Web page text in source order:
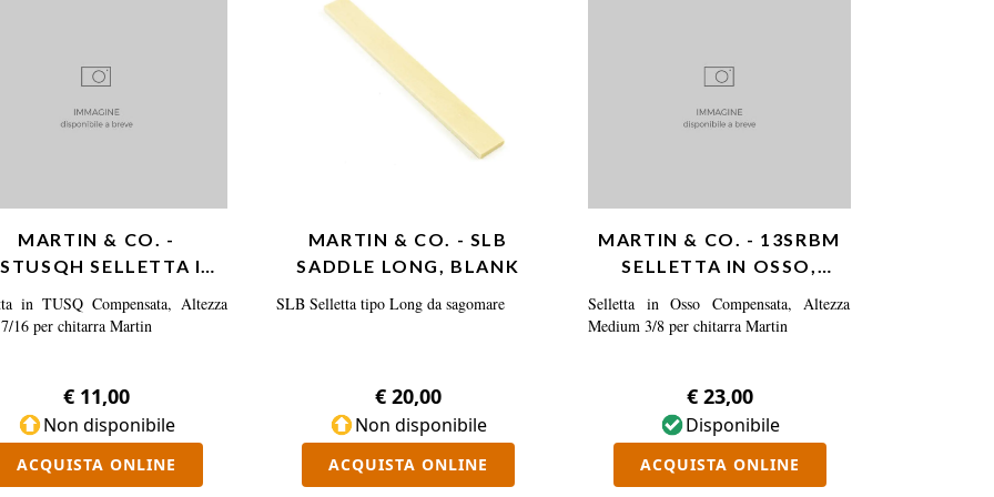
MARTIN & CO. -
SELLETTA IN
HIGH…
in TUSQ Compensata, Altezza
16 per chitarra Martin
€ 11,00
Non disponibile
ACQUISTA ONLINE
MARTIN & CO. - SLB
SADDLE LONG, BLANK
SLB Selletta tipo Long da sagomare
€ 20,00
Non disponibile
ACQUISTA ONLINE
MARTIN & CO. - 13SRBM
SELLETTA IN OSSO,
Selletta in Osso Compensata, Altezza
Medium 3/8 per chitarra Martin
€ 23,00
Disponibile
ACQUISTA ONLINE